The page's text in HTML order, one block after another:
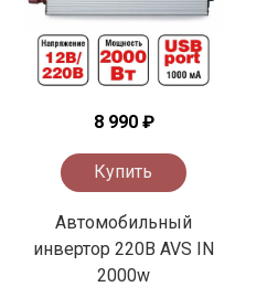
8 990 ₽
Купить
Автомобильный
инвертор 220В AVS IN
2000w